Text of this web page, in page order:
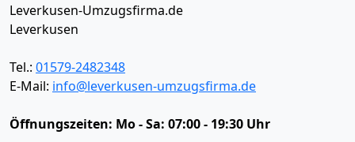
Leverkusen-Umzugsfirma.de
Leverkusen
Tel.: 01579-2482348
E-Mail: info@leverkusen-umzugsfirma.de
Öffnungszeiten: Mo - Sa: 07:00 - 19:30 Uhr